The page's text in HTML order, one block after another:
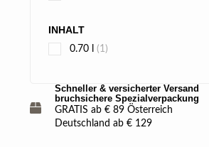
INHALT
0.70 l (1)
Schneller & versicherter Versand
bruchsichere Spezialverpackung
GRATIS ab € 89 Österreich
Deutschland ab € 129